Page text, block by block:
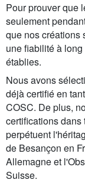
Pour prouver que
seulement
que nos créations
une fiabilité à
établies.
Nous avons
déjà certifié en
COSC. De plus,
certifications
perpétuent
de Besançon en
Allemagne et
Suisse.